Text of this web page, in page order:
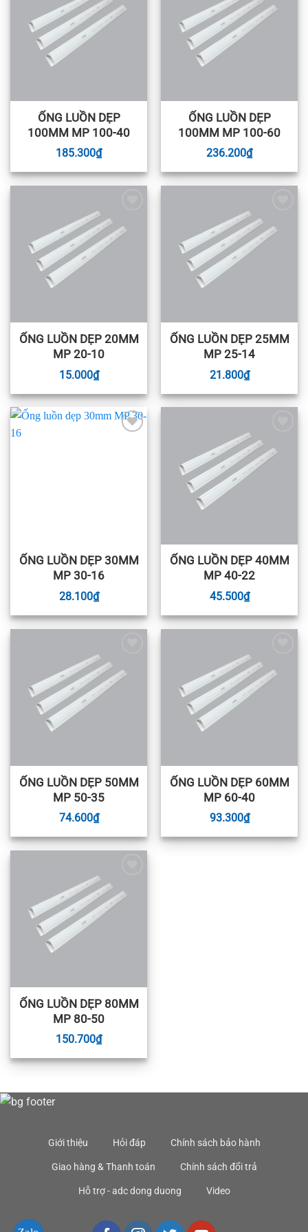
wishlist
ỐNG LUỒN DẸP
100MM MP 100-40
185.300₫
wishlist
ỐNG LUỒN DẸP
100MM MP 100-60
236.200₫
wishlist
ỐNG LUỒN DẸP 20MM
MP 20-10
15.000₫
wishlist
ỐNG LUỒN DẸP 25MM
MP 25-14
21.800₫
ỐNG LUỒN DẸP 30MM
MP 30-16
28.100₫
wishlist
ỐNG LUỒN DẸP 40MM
MP 40-22
45.500₫
wishlist
ỐNG LUỒN DẸP 50MM
MP 50-35
74.600₫
wishlist
ỐNG LUỒN DẸP 60MM
MP 60-40
93.300₫
wishlist
ỐNG LUỒN DẸP 80MM
MP 80-50
150.700₫
Giới thiệu Hỏi đáp Chính sách bảo hành
Giao hàng & Thanh toán Chính sách đổi trả
Hỗ trợ - adc dong duong Video